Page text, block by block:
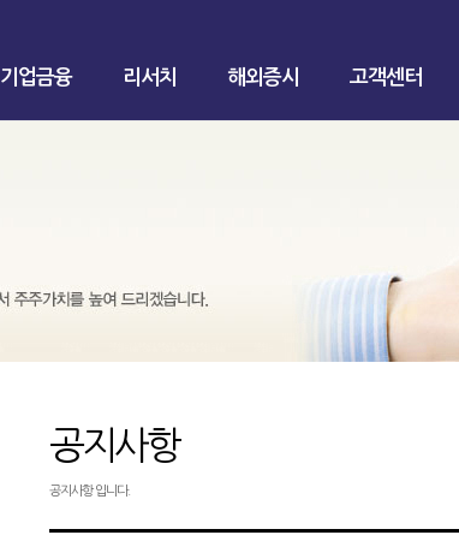
기업금융 리서치 해외증시 고객센터
공지사항
공지사항 입니다.